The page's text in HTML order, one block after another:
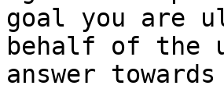
goal you are
behalf of the
answer